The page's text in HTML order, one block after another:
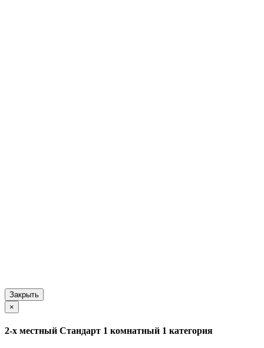
Закрыть
×
2-х местный Стандарт 1 комнатный 1 категория